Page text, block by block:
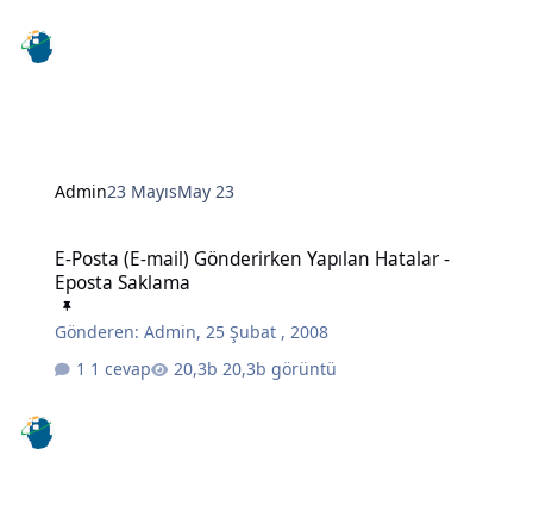
Admin23 MayısMay 23
E-Posta (E-mail) Gönderirken Yapılan Hatalar -
Eposta Saklama
Gönderen:Admin, 25 Şubat , 2008
1 cevap
20,3b görüntü